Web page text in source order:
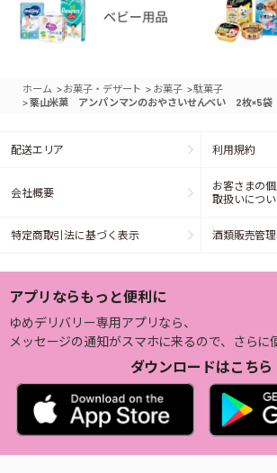
ホーム >お菓子・デザート > お菓子 >駄菓子
>栗山米菓 アンパンマンのおやさいせんべい 2枚×5袋
配送エリア 利用規約
会社概要
お客さまの
取扱いにつ
特定商取引法に基づく表示 酒類販売管
アプリならもっと便利に
ゆめデリバリー専用アプリなら、
メッセージの通知がスマホに来るので、さらに
ダウンロードはこちら